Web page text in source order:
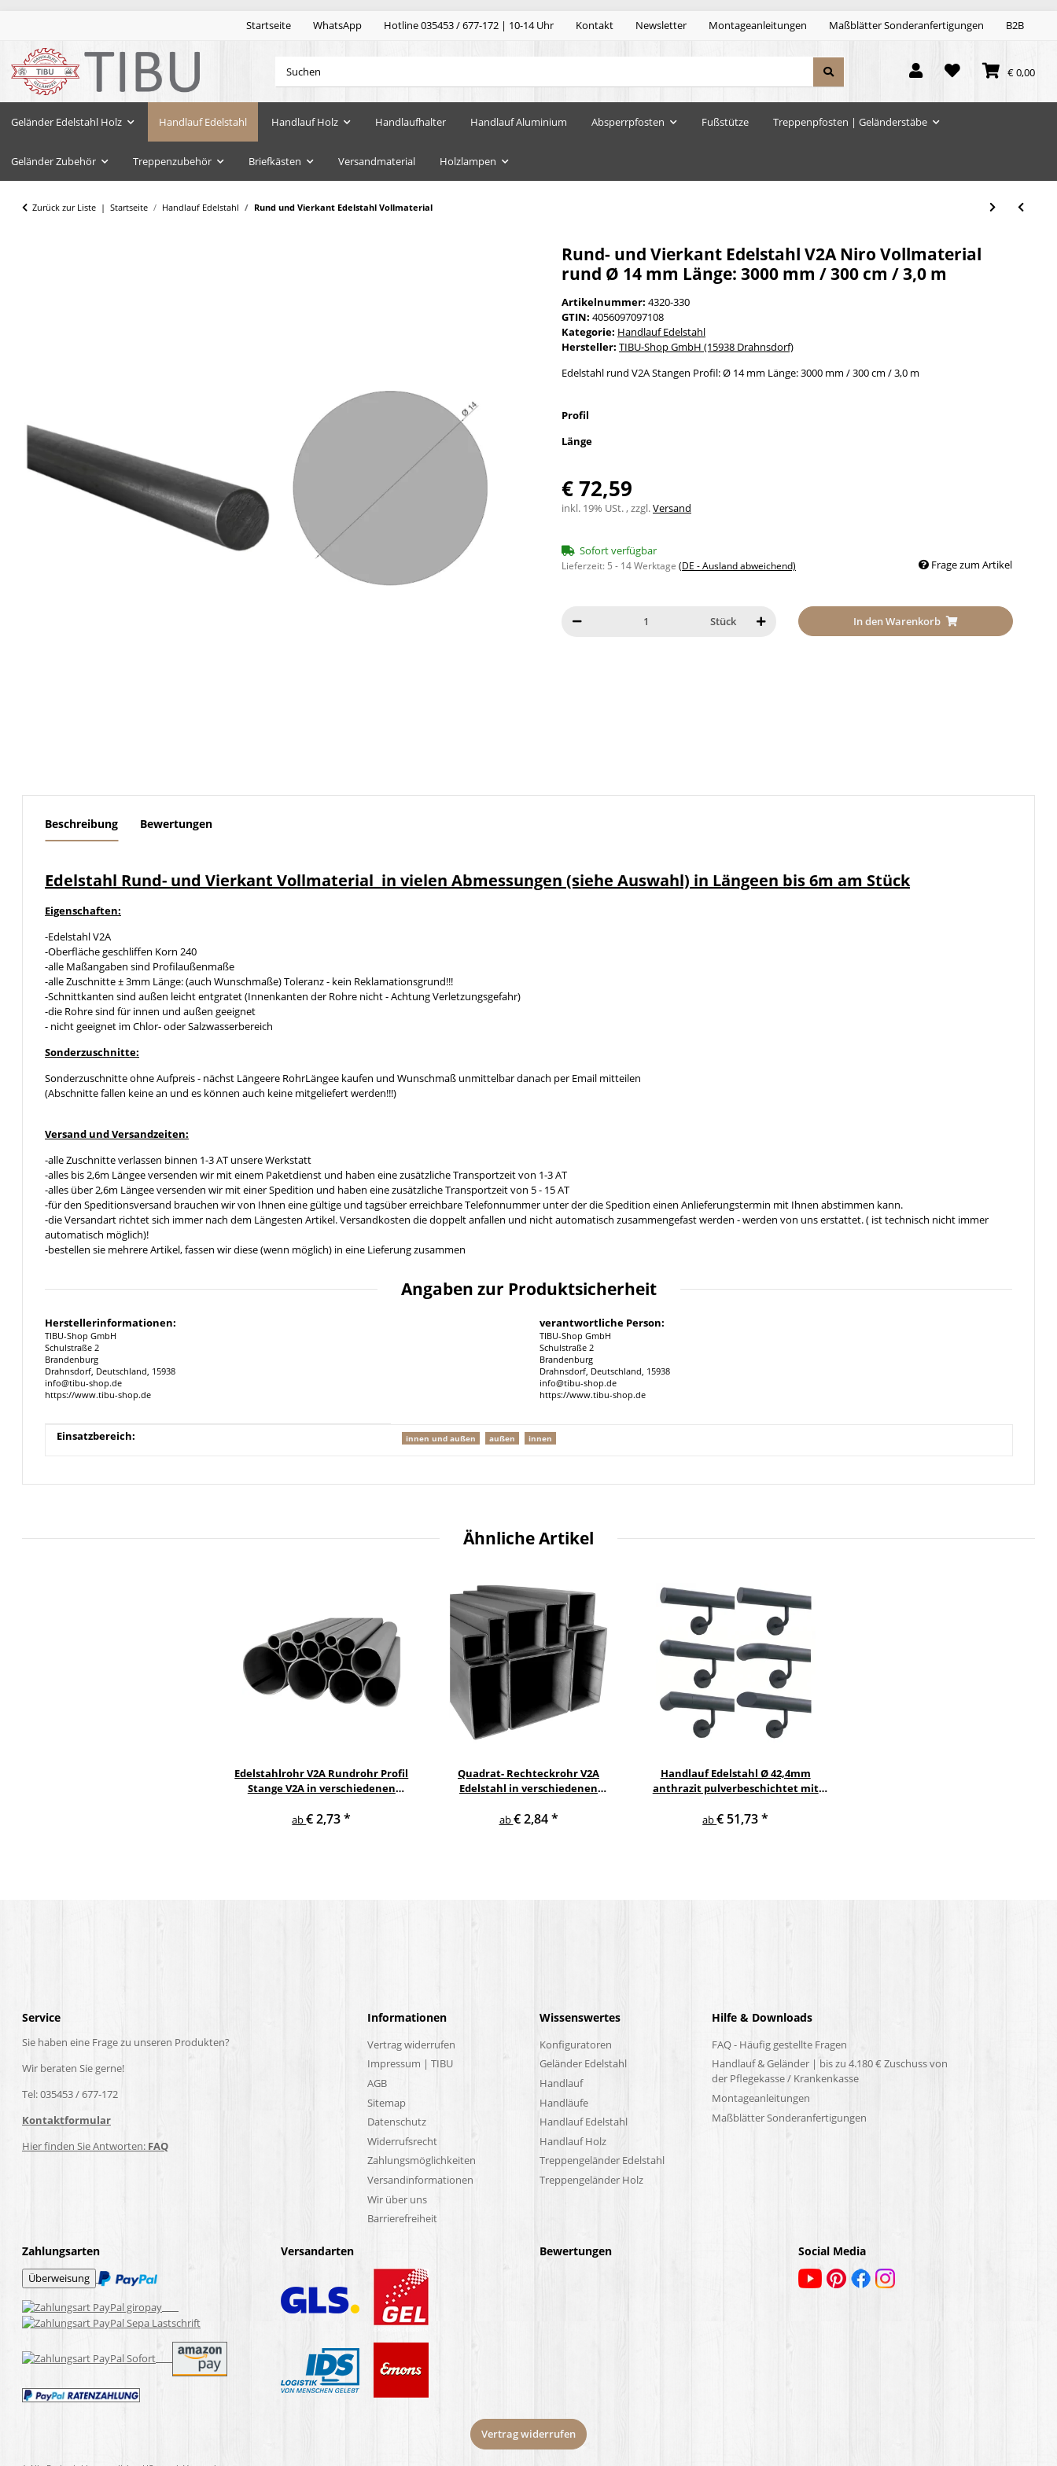
Startseite WhatsApp Hotline 035453 / 677-172 | 10-14 Uhr Kontakt Newsletter Montageanleitungen Maßblätter Sonderanfertigungen B2B
€ 0,00
Geländer Edelstahl Holz Handlauf Edelstahl Handlauf Holz Handlaufhalter Handlauf Aluminium Absperrpfosten Fußstütze Treppenpfosten | Geländerstäbe
Geländer Zubehör Treppenzubehör Briefkästen Versandmaterial Holzlampen
Zurück zur Liste Startseite Handlauf Edelstahl Rund und Vierkant Edelstahl Vollmaterial
Rund- und Vierkant Edelstahl V2A Niro Vollmaterial
rund Ø 14 mm Länge: 3000 mm / 300 cm / 3,0 m
Artikelnummer: 4320-330
GTIN: 4056097097108
Kategorie: Handlauf Edelstahl
Hersteller: TIBU-Shop GmbH (15938 Drahnsdorf)
Edelstahl rund V2A Stangen Profil: Ø 14 mm Länge: 3000 mm / 300 cm / 3,0 m
Profil
Länge
€ 72,59
inkl. 19% USt. , zzgl.Versand
Sofort verfügbar
Lieferzeit: 5 - 14 Werktage (DE - Ausland abweichend) Frage zum Artikel
Stück In den Warenkorb
Beschreibung Bewertungen
Edelstahl Rund- und Vierkant Vollmaterial in vielen Abmessungen (siehe Auswahl) in Längeen bis 6m am Stück
Eigenschaften:
-Edelstahl V2A
-Oberfläche geschliffen Korn 240
-alle Maßangaben sind Profilaußenmaße
-alle Zuschnitte ± 3mm Länge: (auch Wunschmaße) Toleranz - kein Reklamationsgrund!!!
-Schnittkanten sind außen leicht entgratet (Innenkanten der Rohre nicht - Achtung Verletzungsgefahr)
-die Rohre sind für innen und außen geeignet
- nicht geeignet im Chlor- oder Salzwasserbereich
Sonderzuschnitte:
Sonderzuschnitte ohne Aufpreis - nächst Längeere RohrLängee kaufen und Wunschmaß unmittelbar danach per Email mitteilen
(Abschnitte fallen keine an und es können auch keine mitgeliefert werden!!!)
Versand und Versandzeiten:
-alle Zuschnitte verlassen binnen 1-3 AT unsere Werkstatt
-alles bis 2,6m Längee versenden wir mit einem Paketdienst und haben eine zusätzliche Transportzeit von 1-3 AT
-alles über 2,6m Längee versenden wir mit einer Spedition und haben eine zusätzliche Transportzeit von 5 - 15 AT
-für den Speditionsversand brauchen wir von Ihnen eine gültige und tagsüber erreichbare Telefonnummer unter der die Spedition einen Anlieferungstermin mit Ihnen abstimmen kann.
-die Versandart richtet sich immer nach dem Längesten Artikel. Versandkosten die doppelt anfallen und nicht automatisch zusammengefast werden - werden von uns erstattet. ( ist technisch nicht immer
automatisch möglich)!
-bestellen sie mehrere Artikel, fassen wir diese (wenn möglich) in eine Lieferung zusammen
Angaben zur Produktsicherheit
Herstellerinformationen:
TIBU-Shop GmbH
Schulstraße 2
Brandenburg
Drahnsdorf, Deutschland, 15938
info@tibu-shop.de
https://www.tibu-shop.de
verantwortliche Person:
TIBU-Shop GmbH
Schulstraße 2
Brandenburg
Drahnsdorf, Deutschland, 15938
info@tibu-shop.de
https://www.tibu-shop.de
Produkteigenschaft
Wert
Einsatzbereich: innen und außen außen innen
Ähnliche Artikel
Edelstahlrohr V2A Rundrohr Profil
Stange V2A in verschiedenen
ab€ 2,73*
Quadrat- Rechteckrohr V2A
Edelstahl in verschiedenen
am Stück
ab€ 2,84*
Handlauf Edelstahl Ø 42,4mm
anthrazit pulverbeschichtet mit
Edelstahlhalter
ab€ 51,73*
Service
Sie haben eine Frage zu unseren Produkten?
Wir beraten Sie gerne!
Tel: 035453 / 677-172
Kontaktformular
Hier finden Sie Antworten: FAQ
Informationen
Vertrag widerrufen
Impressum | TIBU
AGB
Sitemap
Datenschutz
Widerrufsrecht
Zahlungsmöglichkeiten
Versandinformationen
Wir über uns
Barrierefreiheit
Wissenswertes
Konfiguratoren
Geländer Edelstahl
Handlauf
Handläufe
Handlauf Edelstahl
Handlauf Holz
Treppengeländer Edelstahl
Treppengeländer Holz
Hilfe & Downloads
FAQ - Häufig gestellte Fragen
Handlauf & Geländer | bis zu 4.180 € Zuschuss von
der Pflegekasse / Krankenkasse
Montageanleitungen
Maßblätter Sonderanfertigungen
Zahlungsarten Versandarten Bewertungen Social Media
Vertrag widerrufen